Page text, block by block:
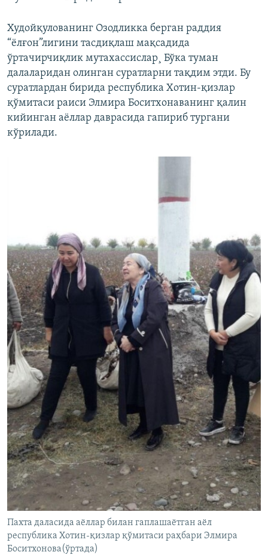
Худойқулованинг Озодликка берган раддия
“ëлғон”лигини тасдиқлаш мақсадида
ўртачирчиқлик мутахассислар¸ Бўка туман
далаларидан олинган суратларни тақдим этди. Бу
суратлардан бирида республика Хотин-қизлар
қўмитаси раиси Элмира Боситхонаванинг қалин
кийинган аëллар даврасида гапириб тургани
кўрилади.
Пахта даласида аëллар билан гаплашаëтган аëл
республика Хотин-қизлар қўмитаси раҳбари Элмира
Боситхонова(ўртада)